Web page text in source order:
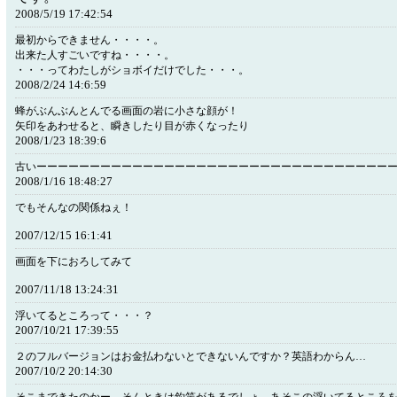
2008/5/19 17:42:54
最初からできません・・・・。
出来た人すごいですね・・・・。
・・・ってわたしがショボイだけでした・・・。
2008/2/24 14:6:59
蜂がぶんぶんとんでる画面の岩に小さな顔が！
矢印をあわせると、瞬きしたり目が赤くなったり
2008/1/23 18:39:6
古いーーーーーーーーーーーーーーーーーーーーーーーーーーーーーーーーーー
2008/1/16 18:48:27
でもそんなの関係ねぇ！
2007/12/15 16:1:41
画面を下におろしてみて
2007/11/18 13:24:31
浮いてるところって・・・？
2007/10/21 17:39:55
２のフルバージョンはお金払わないとできないんですか？英語わからん…
2007/10/2 20:14:30